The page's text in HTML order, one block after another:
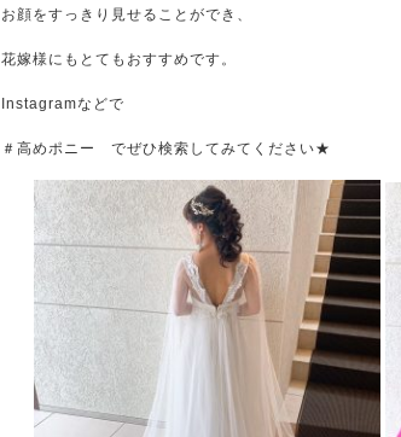
お顔をすっきり見せることができ、
花嫁様にもとてもおすすめです。
Instagramなどで
＃高めポニー でぜひ検索してみてください★